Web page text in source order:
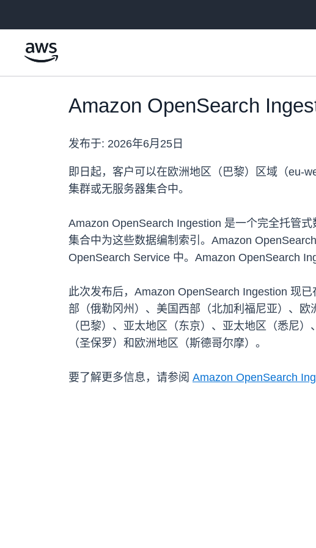
Amazon OpenSearch
发布于: 2026年6月25日
即日起，客户可以在欧洲地区（巴黎）区域（eu-
集群或无服务器集合中。
Amazon OpenSearch Ingestion 是一个完全托管
集合中为这些数据编制索引。Amazon
OpenSearch Service 中。Amazon OpenSearch
此次发布后，Amazon OpenSearch Ingestion 现
部（俄勒冈州）、美国西部（北加利福尼亚）、
（巴黎）、亚太地区（东京）、亚太地区（悉尼
（圣保罗）和欧洲地区（斯德哥尔摩）。
要了解更多信息，请参阅 Amazon OpenSearch